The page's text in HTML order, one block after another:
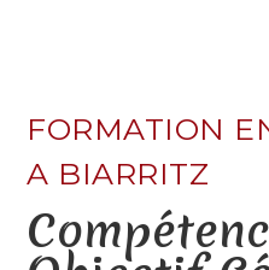
FORMATION
A BIARRITZ